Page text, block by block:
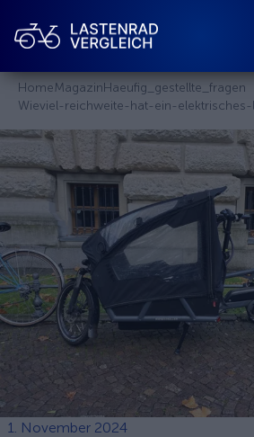
HomeMagazinHaeufig_gestellte_fragen
Wieviel-reichweite-hat-ein-elektrisches-
1. November 2024